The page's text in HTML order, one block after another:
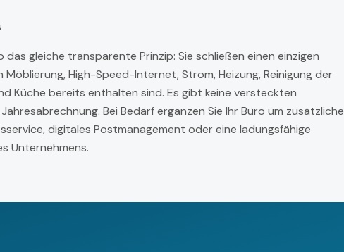
gleiche transparente Prinzip: Sie schließen einen einzigen
High-Speed-Internet, Strom, Heizung, Reinigung der
Küche bereits enthalten sind. Es gibt keine versteckten
Bei Bedarf ergänzen Sie Ihr Büro um zusätzliche
digitales Postmanagement oder eine ladungsfähige
Unternehmens.